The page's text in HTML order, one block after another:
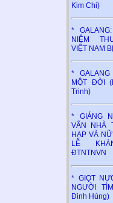
Kim Chi)
*
NIỆM
VIỆT NAM
*
MỘT ĐỜI
Trinh)
* GIÁNG
VẤN NHÀ
HẠP VÀ
LỄ
ĐTNTNVN
* GIỌT
NGƯỜI
Đinh Hùng)